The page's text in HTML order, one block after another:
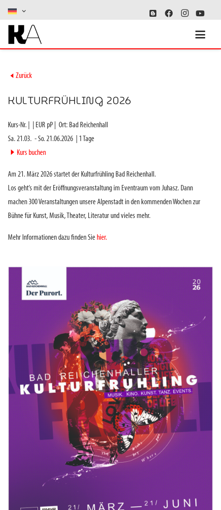
► Zurück
KULTURFRÜHLING 2026
Kurs-Nr. EUR pP | Ort: Bad Reichenhall
Sa. 21.03. -So. 21.06.2026 1 Tage
► Kurs buchen
Am 21. März 2026 startet der Kulturfrühling Bad Reichenhall.
Los geht’s mit der Eröffnungsveranstaltung im Eventraum vom Juhasz. Dann
machen 300 Veranstaltungen unsere Alpenstadt in den kommenden Wochen zur
Bühne für Kunst, Musik, Theater, Literatur und vieles mehr.
Mehr Informationen dazu finden Sie hier.